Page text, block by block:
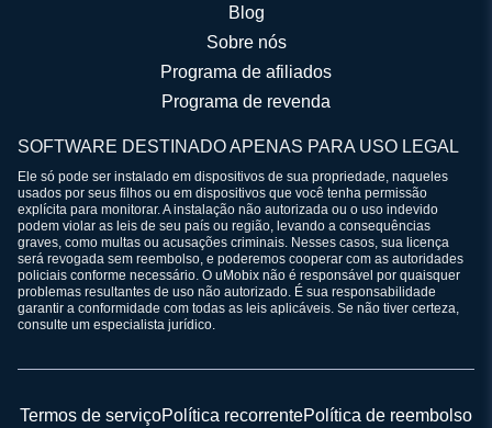
Blog
Sobre nós
Programa de afiliados
Programa de revenda
SOFTWARE DESTINADO APENAS PARA USO LEGAL
Ele só pode ser instalado em dispositivos de sua propriedade, naqueles
usados por seus filhos ou em dispositivos que você tenha permissão
explícita para monitorar. A instalação não autorizada ou o uso indevido
podem violar as leis de seu país ou região, levando a consequências
graves, como multas ou acusações criminais. Nesses casos, sua licença
será revogada sem reembolso, e poderemos cooperar com as autoridades
policiais conforme necessário. O uMobix não é responsável por quaisquer
problemas resultantes de uso não autorizado. É sua responsabilidade
garantir a conformidade com todas as leis aplicáveis. Se não tiver certeza,
consulte um especialista jurídico.
Termos de serviçoPolítica recorrentePolítica de reembolso